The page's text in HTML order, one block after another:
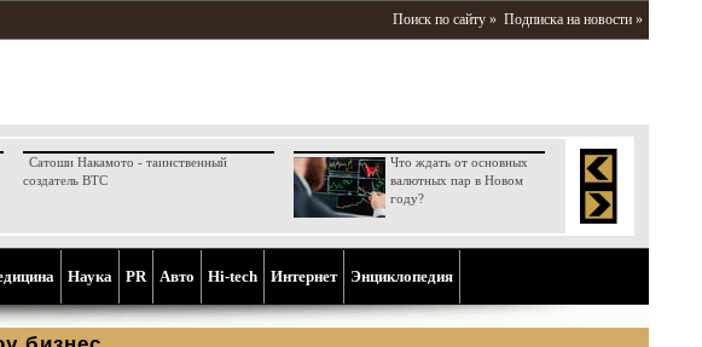
Поиск по сайту » Подписка на новости »
Сатоши Накамото - таинственный
создатель BTC
Что ждать от основных
валютных пар в Новом
году?
Наука PR Aвто Hi-tech Интернет Энциклопедия